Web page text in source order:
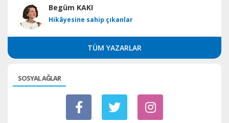
Begüm KAKI
Hikâyesine sahip çıkanlar
TÜM YAZARLAR
SOSYAL AĞLAR